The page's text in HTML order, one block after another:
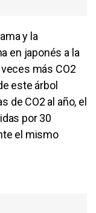
y la
en japonés a la
más CO2
este árbol
de CO2 al año, el
por 30
el mismo